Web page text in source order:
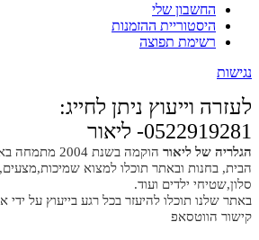
החשבון שלי
היסטוריית ההזמנות
רשימת תפוצה
נגישות
לעזרה וייעוץ ניתן לחייג:
0522919281- ליאור
הגלריה של ליאור
הוקמה בשנת
הבית, בחנות ובאתר תוכלו למצוא
סלון,שטיחי ילדים ועוד.
באתר שלנו תוכלו להיעזר בכל רגע בייעוץ על
קישור הווטסאפ